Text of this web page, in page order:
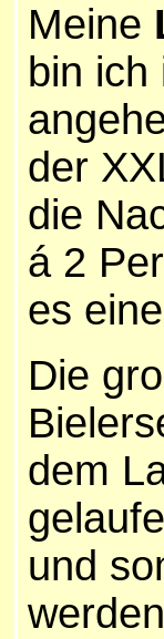
Meine
bin
der
die
á 2
es
Die
dem
und